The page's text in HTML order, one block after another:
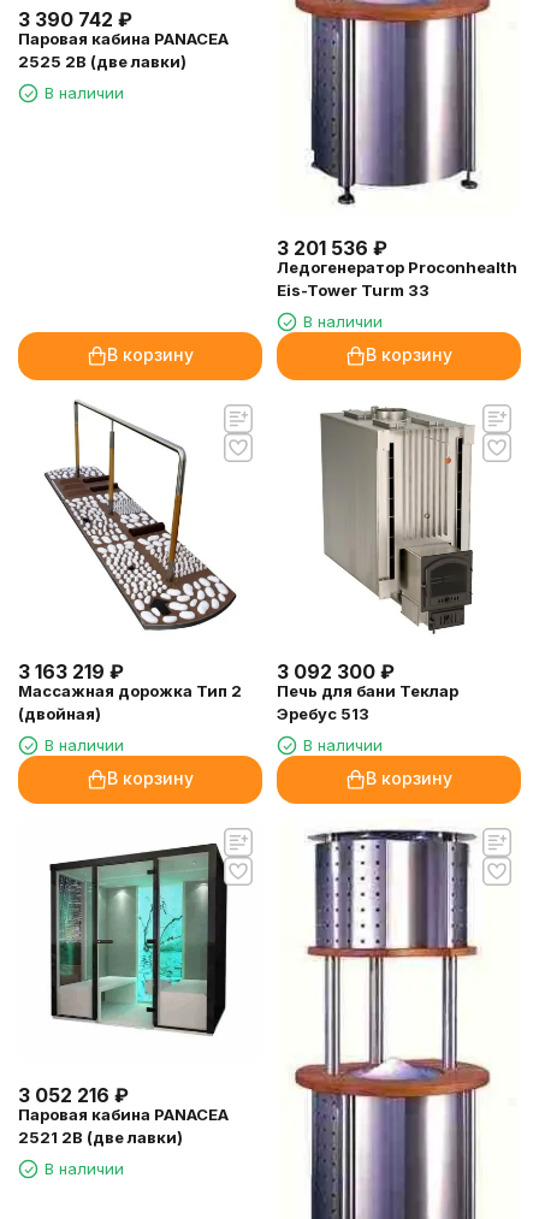
3 390 742 ₽
Паровая кабина PANACEA
2525 2B (две лавки)
В наличии
В корзину
3 201 536 ₽
Ледогенератор Proconhealth
Eis-Tower Turm 33
В наличии
В корзину
3 163 219 ₽
Массажная дорожка Тип 2
(двойная)
В наличии
В корзину
3 092 300 ₽
Печь для бани Теклар
Эребус 513
В наличии
В корзину
3 052 216 ₽
Паровая кабина PANACEA
2521 2B (две лавки)
В наличии